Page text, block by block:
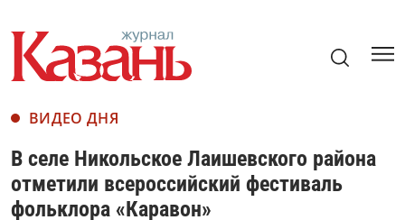
ВИДЕО ДНЯ
В селе Никольское Лаишевского района
отметили всероссийский фестиваль
фольклора «Каравон»